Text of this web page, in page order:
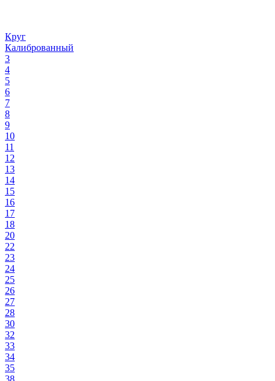
Круг
Калиброванный
3
4
5
6
7
8
9
10
11
12
13
14
15
16
17
18
20
22
23
24
25
26
27
28
30
32
33
34
35
38